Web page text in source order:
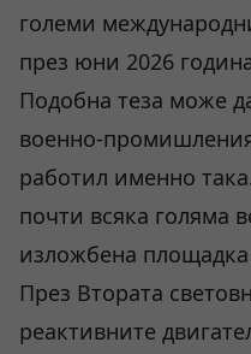
големи
през юни 2026
Подобна теза може
военно-
работил именно
почти всяка голяма
изложбена
През Втората
реактивните